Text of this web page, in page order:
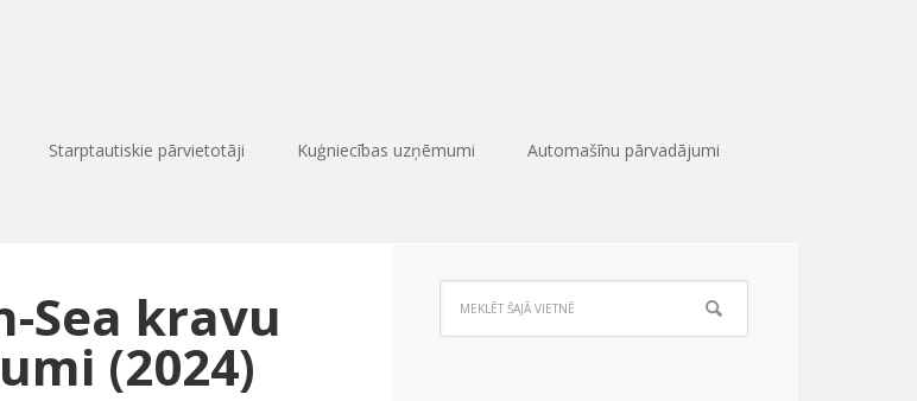
Starptautiskie pārvietotāji Kuģniecības uzņēmumi Automašīnu pārvadājumi
Sea kravu
(2024)